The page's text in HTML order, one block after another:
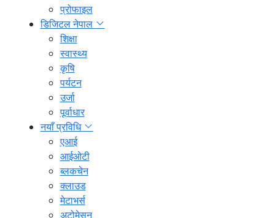
प्रोफाइल
डिजिटल नेपाल
शिक्षा
स्वास्थ्य
कृषि
पर्यटन
उर्जा
पूर्वाधार
नयाँ प्रविधि
एआई
आईओटी
ब्लकचेन
क्लाउड
मेटाभर्स
अटोमेसन